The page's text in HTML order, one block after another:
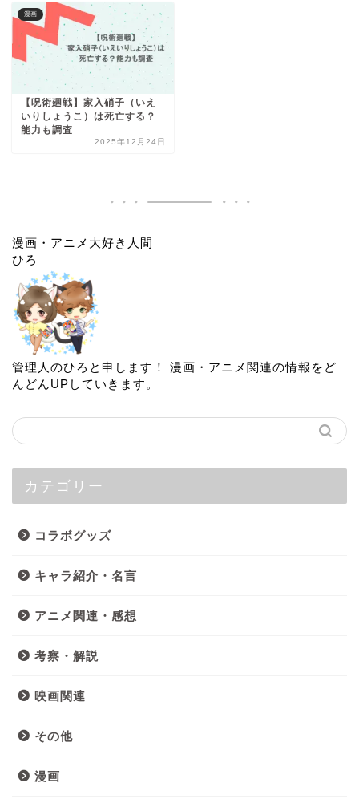
漫画
【呪術廻戦】家入硝子（いえ
いりしょうこ）は死亡する？
能力も調査
2025年12月24日
漫画・アニメ大好き人間
ひろ
管理人のひろと申します！ 漫画・アニメ関連の情報をど
んどんUPしていきます。
カテゴリー
コラボグッズ
キャラ紹介・名言
アニメ関連・感想
考察・解説
映画関連
その他
漫画